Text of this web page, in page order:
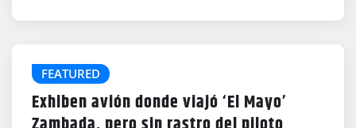
FEATURED
Exhiben avión donde viajó ‘El Mayo’